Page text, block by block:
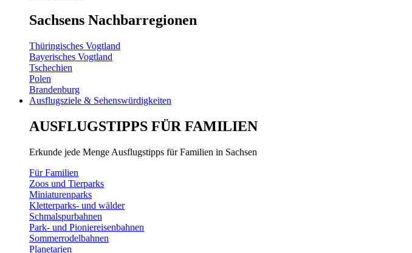
Sachsens Nachbarregionen
Thüringisches Vogtland
Bayerisches Vogtland
Tschechien
Polen
Brandenburg
Ausflugsziele & Sehenswürdigkeiten
AUSFLUGSTIPPS FÜR FAMILIEN
Erkunde jede Menge Ausflugstipps für Familien in Sachsen
Für Familien
Zoos und Tierparks
Miniaturenparks
Kletterparks- und wälder
Schmalspurbahnen
Park- und Pioniereisenbahnen
Sommerrodelbahnen
Planetarien